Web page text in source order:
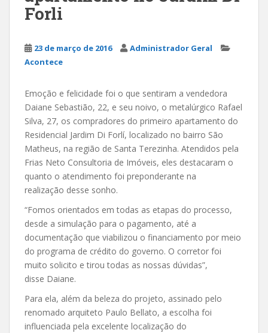
Forli
23 de março de 2016
Administrador Geral
Acontece
Emoção e felicidade foi o que sentiram a vendedora
Daiane Sebastião, 22, e seu noivo, o metalúrgico Rafael
Silva, 27, os compradores do primeiro apartamento do
Residencial Jardim Di Forlí, localizado no bairro São
Matheus, na região de Santa Terezinha. Atendidos pela
Frias Neto Consultoria de Imóveis, eles destacaram o
quanto o atendimento foi preponderante na
realização desse sonho.
“Fomos orientados em todas as etapas do processo,
desde a simulação para o pagamento, até a
documentação que viabilizou o financiamento por meio
do programa de crédito do governo. O corretor foi
muito solicito e tirou todas as nossas dúvidas”,
disse Daiane.
Para ela, além da beleza do projeto, assinado pelo
renomado arquiteto Paulo Bellato, a escolha foi
influenciada pela excelente localização do